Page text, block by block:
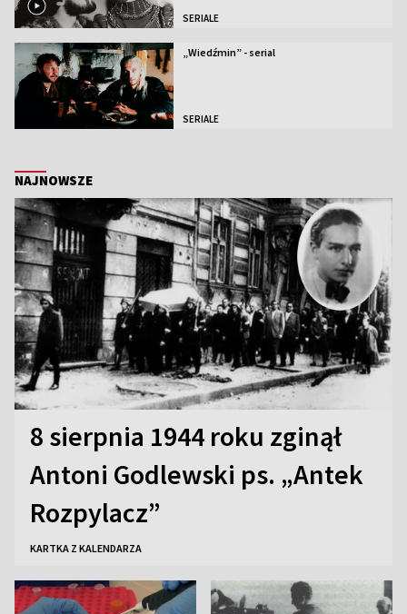
SERIALE
„Wiedźmin” - serial
SERIALE
NAJNOWSZE
8 sierpnia 1944 roku zginął
Antoni Godlewski ps. „Antek
Rozpylacz”
KARTKA Z KALENDARZA